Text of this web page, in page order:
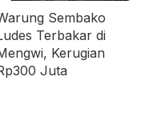
Sembako
Terbakar di
Kerugian
Juta